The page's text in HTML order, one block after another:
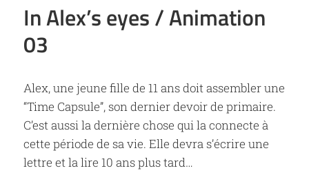
In Alex’s eyes / Animation
03
Alex, une jeune fille de 11 ans doit assembler une
“Time Capsule”, son dernier devoir de primaire.
C’est aussi la dernière chose qui la connecte à
cette période de sa vie. Elle devra s’écrire une
lettre et la lire 10 ans plus tard…